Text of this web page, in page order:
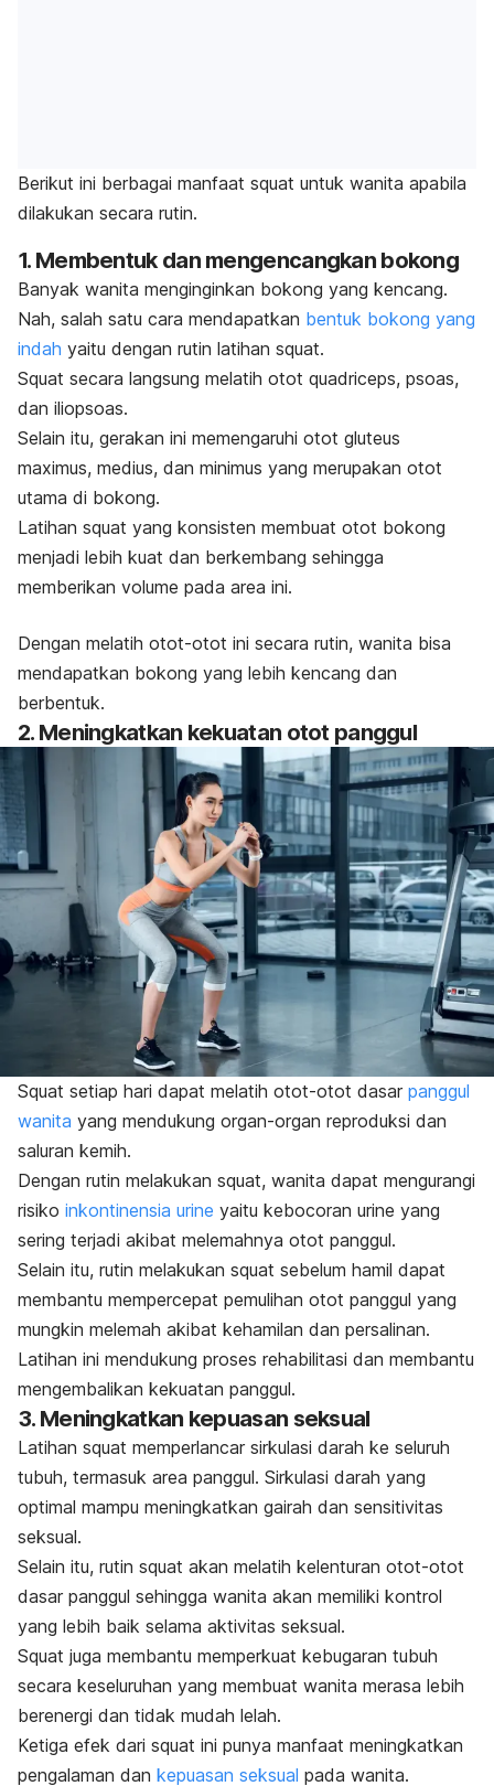
Berikut ini berbagai manfaat squat untuk wanita apabila
dilakukan secara rutin.
1. Membentuk dan mengencangkan bokong
Banyak wanita menginginkan bokong yang kencang.
Nah, salah satu cara mendapatkan bentuk bokong yang
indah yaitu dengan rutin latihan squat.
Squat secara langsung melatih otot quadriceps, psoas,
dan iliopsoas.
Selain itu, gerakan ini memengaruhi otot gluteus
maximus, medius, dan minimus yang merupakan otot
utama di bokong.
Latihan squat yang konsisten membuat otot bokong
menjadi lebih kuat dan berkembang sehingga
memberikan volume pada area ini.
Dengan melatih otot-otot ini secara rutin, wanita bisa
mendapatkan bokong yang lebih kencang dan
berbentuk.
2. Meningkatkan kekuatan otot panggul
Squat setiap hari dapat melatih otot-otot dasar panggul
wanita yang mendukung organ-organ reproduksi dan
saluran kemih.
Dengan rutin melakukan squat, wanita dapat mengurangi
risiko inkontinensia urine yaitu kebocoran urine yang
sering terjadi akibat melemahnya otot panggul.
Selain itu, rutin melakukan squat sebelum hamil dapat
membantu mempercepat pemulihan otot panggul yang
mungkin melemah akibat kehamilan dan persalinan.
Latihan ini mendukung proses rehabilitasi dan membantu
mengembalikan kekuatan panggul.
3. Meningkatkan kepuasan seksual
Latihan squat memperlancar sirkulasi darah ke seluruh
tubuh, termasuk area panggul. Sirkulasi darah yang
optimal mampu meningkatkan gairah dan sensitivitas
seksual.
Selain itu, rutin squat akan melatih kelenturan otot-otot
dasar panggul sehingga wanita akan memiliki kontrol
yang lebih baik selama aktivitas seksual.
Squat juga membantu memperkuat kebugaran tubuh
secara keseluruhan yang membuat wanita merasa lebih
berenergi dan tidak mudah lelah.
Ketiga efek dari squat ini punya manfaat meningkatkan
pengalaman dan kepuasan seksual pada wanita.